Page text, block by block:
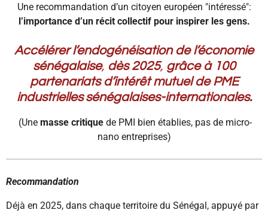
Une recommandation d’un citoyen européen "intéressé":
l’importance d’un récit collectif pour inspirer les gens.
Accélérer l’endogénéisation de l’économie
sénégalaise, dès 2025, grâce à 100
partenariats d’intérêt mutuel de PME
industrielles sénégalaises-internationales.
(Une masse critique de PMI bien établies, pas de micro-
nano entreprises)
Recommandation
Déjà en 2025, dans chaque territoire du Sénégal, appuyé par